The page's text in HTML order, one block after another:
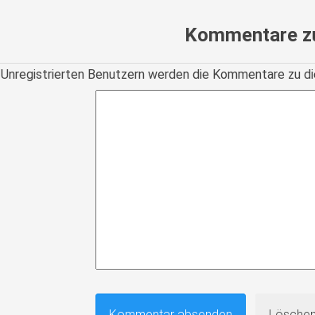
Kommentare
Unregistrierten Benutzern werden die Kommentare zu